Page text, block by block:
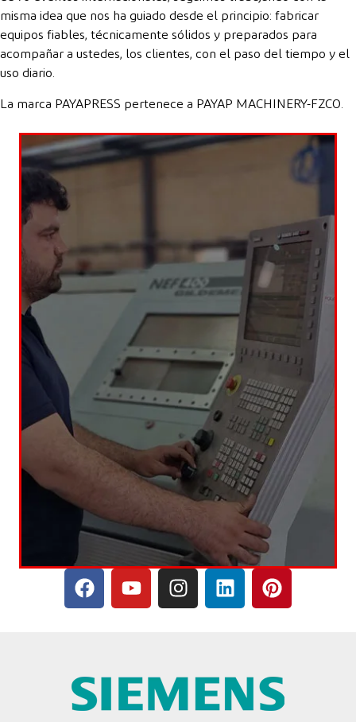
misma idea que nos ha guiado desde el principio: fabricar
equipos fiables, técnicamente sólidos y preparados para
acompañar a ustedes, los clientes, con el paso del tiempo y el
uso diario.
La marca PAYAPRESS pertenece a PAYAP MACHINERY-FZCO.